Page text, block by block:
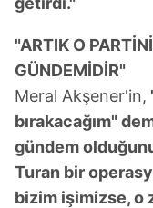
"ARTIK O
GÜNDEMİDİR"
Meral Akşener'in,
bırakacağım"
gündem
Turan bir
bizim işimizse, o